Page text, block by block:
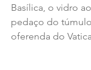
Basílica, o vidro
pedaço do
oferenda do